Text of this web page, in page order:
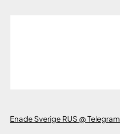
Enade Sverige RUS @ Telegram